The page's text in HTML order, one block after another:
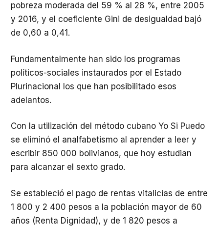
pobreza moderada del 59 % al 28 %, entre 2005
y 2016, y el coeficiente Gini de desigualdad bajó
de 0,60 a 0,41.
Fundamentalmente han sido los programas
políticos-sociales instaurados por el Estado
Plurinacional los que han posibilitado esos
adelantos.
Con la utilización del método cubano Yo Si Puedo
se eliminó el analfabetismo al aprender a leer y
escribir 850 000 bolivianos, que hoy estudian
para alcanzar el sexto grado.
Se estableció el pago de rentas vitalicias de entre
1 800 y 2 400 pesos a la población mayor de 60
años (Renta Dignidad), y de 1 820 pesos a